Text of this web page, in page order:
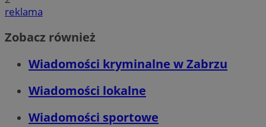
reklama
Zobacz również
Wiadomości kryminalne w Zabrzu
Wiadomości lokalne
Wiadomości sportowe